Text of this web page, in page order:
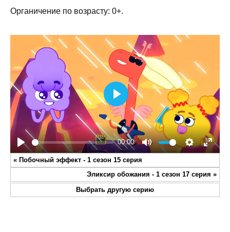
Органичение по возрасту: 0+.
Play
00:00
Mute Settings
Enter
Play
« Побочный эффект - 1 сезон 15 серия
Эликсир обожания - 1 сезон 17 серия »
Выбрать другую серию